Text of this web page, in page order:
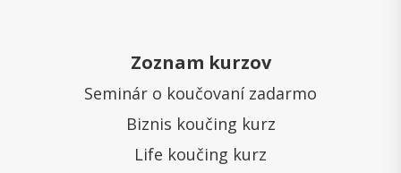
Zoznam kurzov
Seminár o koučovaní zadarmo
Biznis koučing kurz
Life koučing kurz